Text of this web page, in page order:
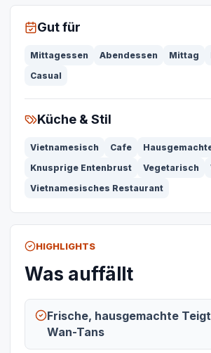
Gut für
Mittagessen Abendessen Mittag
Casual
Küche & Stil
Vietnamesisch Cafe
Knusprige Entenbrust
Vegetarisch
Vietnamesisches Restaurant
HIGHLIGHTS
Was auffällt
Frische, hausgemachte
Wan-Tans